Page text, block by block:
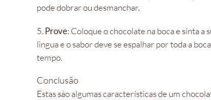
pode dobrar ou desmanchar.
5.Prove: Coloque o chocolate na boca e sinta
lingua e o sabor deve se espalhar por toda a
tempo.
Conclusão
Estas são algumas características de um